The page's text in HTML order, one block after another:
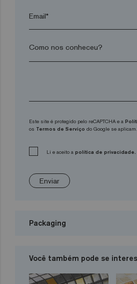
Email*
Este site é protegido pelo reCAPTCHA e a
os Termos de Serviço do Google se aplicam.
Li e aceito a política de privacidade.
Enviar
Packaging
Você também pode se